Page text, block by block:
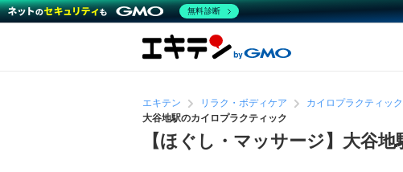
エキテン リラク・ボディケア カイロプラクティック
大谷地駅のカイロプラクティック
【ほぐし・マッサージ】大谷
無料診断